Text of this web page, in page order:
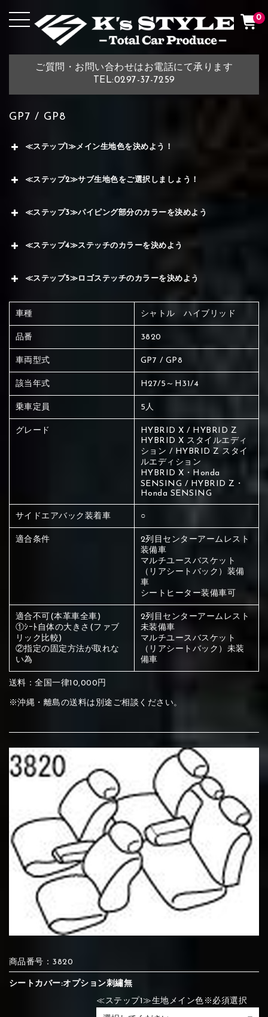
ご質問・お問い合わせはお電話にて承ります
TEL:0297-37-7259
0
GP7 / GP8
≪ステップ1≫メイン生地色を決めよう！
赤く塗られている場所を選択
ください
メイン生地は下記16種類からご選択ください。
②Gray
④Brown ⑤Dark Brown ⑥Yellow
⑦Blue ⑧Orange ⑨Pink
⑩White
⑭Caramel ⑮Wine red
≪ステップ2≫サブ生地色をご選択しましょう！
赤く塗られている部分にカラ
ー選択ください
サブ生地は下記16種類からご選択ください。
①Beige ②Gray
④Brown ⑤Dark Brown ⑥Yellow
⑦Blue ⑧Orange ⑨Pink
⑩White
≪ステップ3≫パイピング部分のカラーを決めよう
赤く塗られている場所を選択
ください
刺繍は下記21種類からご選択ください。
①Beige
④Brown ⑤Dark Brown ⑥Yellow
⑦Blue ⑧Orange ⑨Pink
≪ステップ4≫ステッチのカラーを決めよう
赤く塗られている場所を選択
ください
①Black ②Gray ③Light gray
④Beige ⑤Ivory ⑥Red
≪ステップ5≫ロゴステッチのカラーを決めよう
赤く塗られている場所を選択
ください
①Black ②Gray ③Light gray
④Beige ⑤Ivory ⑥Red
⑦Wine-red
車種 シャトル ハイブリッド
品番 3820
車両型式 GP7 / GP8
該当年式 H27/5～H31/4
乗車定員 5人
グレード
HYBRID X / HYBRID Z
HYBRID X スタイルエディ
ション / HYBRID Z スタイ
ルエディション
HYBRID X・Honda
SENSING / HYBRID Z・
Honda SENSING
サイドエアバック装着車 ○
適合条件
2列目センターアームレスト
装備車
マルチユースバスケット
（リアシートバック）装備
車
シートヒーター装備車可
適合不可(本革車全車)
①ｼｰﾄ自体の大きさ(ファブ
リック比較)
②指定の固定方法が取れな
い為
2列目センターアームレスト
未装備車
マルチユースバスケット
（リアシートバック）未装
備車
送料：全国一律10,000円
※沖縄・離島の送料は別途ご相談ください。
商品番号：3820
シートカバー:オプション刺繡無
≪ステップ1≫生地メイン色※必須選択